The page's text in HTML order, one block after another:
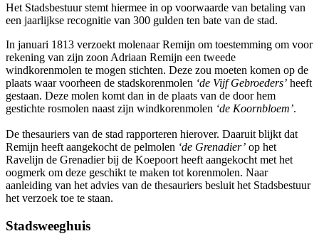
Het Stadsbestuur stemt hiermee in op voorwaarde van betaling van
een jaarlijkse recognitie van 300 gulden ten bate van de stad.
In januari 1813 verzoekt molenaar Remijn om toestemming om voor
rekening van zijn zoon Adriaan Remijn een tweede
windkorenmolen te mogen stichten. Deze zou moeten komen op de
plaats waar voorheen de stadskorenmolen ‘de Vijf Gebroeders’ heeft
gestaan. Deze molen komt dan in de plaats van de door hem
gestichte rosmolen naast zijn windkorenmolen ‘de Koornbloem’.
De thesauriers van de stad rapporteren hierover. Daaruit blijkt dat
Remijn heeft aangekocht de pelmolen ‘de Grenadier’ op het
Ravelijn de Grenadier bij de Koepoort heeft aangekocht met het
oogmerk om deze geschikt te maken tot korenmolen. Naar
aanleiding van het advies van de thesauriers besluit het Stadsbestuur
het verzoek toe te staan.
Stadsweeghuis